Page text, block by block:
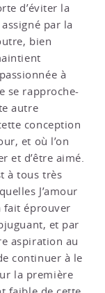
d’éviter la
par la
bien
à
se rapproche-
autre
conception
et où l’on
et d’être aimé.
à tous très
J’amour
fait éprouver
et par
aspiration au
continuer à le
la première